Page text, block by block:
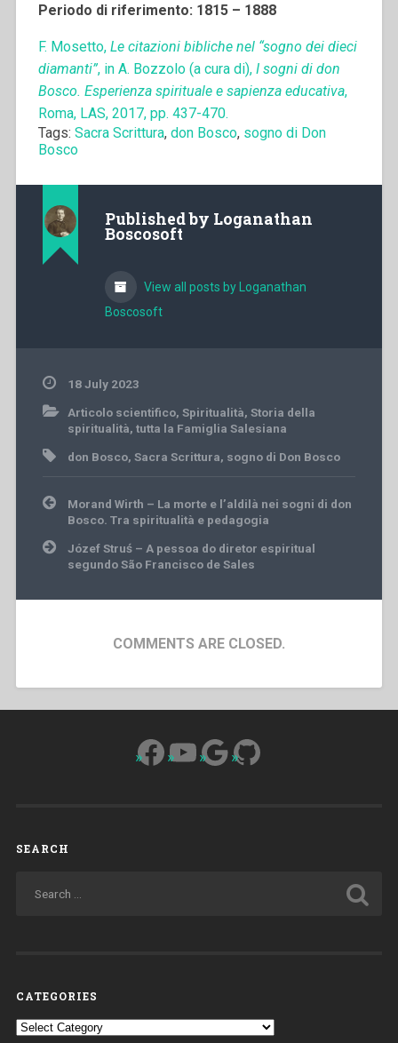
Periodo di riferimento: 1815 – 1888
F. Mosetto, Le citazioni bibliche nel “sogno dei dieci
diamanti”, in A. Bozzolo (a cura di), I sogni di don
Bosco. Esperienza spirituale e sapienza educativa,
Roma, LAS, 2017, pp. 437-470.
Tags: Sacra Scrittura, don Bosco, sogno di Don
Bosco
Published by Loganathan
Boscosoft
View all posts by Loganathan
Boscosoft
18 July 2023
Articolo scientifico, Spiritualità, Storia della
spiritualità, tutta la Famiglia Salesiana
don Bosco, Sacra Scrittura, sogno di Don Bosco
Post
navigation
Morand Wirth – La morte e l’aldilà nei sogni di don
Bosco. Tra spiritualità e pedagogia
Józef Struś – A pessoa do diretor espiritual
segundo São Francisco de Sales
COMMENTS ARE CLOSED.
Facebook
YouTube
Google
GitHub
SEARCH
CATEGORIES
Categories